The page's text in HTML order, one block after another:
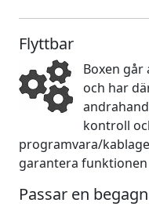
Flyttbar
Boxen
och har
kontroll
programvara/
garantera
Passar en